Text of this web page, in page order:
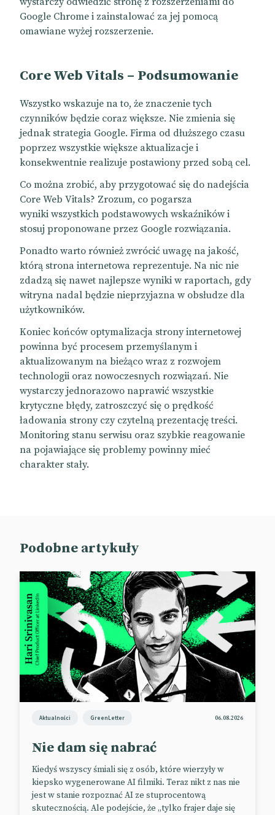
Google Chrome i zainstalować za jej pomocą
omawiane wyżej rozszerzenie.
Core Web Vitals – Podsumowanie
Wszystko wskazuje na to, że znaczenie tych
czynników będzie coraz większe. Nie zmienia się
jednak strategia Google. Firma od dłuższego czasu
poprzez wszystkie większe aktualizacje i
konsekwentnie realizuje postawiony przed sobą cel.
Co można zrobić, aby przygotować się do nadejścia
Core Web Vitals? Zrozum, co pogarsza
wyniki wszystkich podstawowych wskaźników i
stosuj proponowane przez Google rozwiązania.
Ponadto warto również zwrócić uwagę na jakość,
którą strona internetowa reprezentuje. Na nic nie
zdadzą się nawet najlepsze wyniki w raportach, gdy
witryna nadal będzie nieprzyjazna w obsłudze dla
użytkowników.
Koniec końców optymalizacja strony internetowej
powinna być procesem przemyślanym i
aktualizowanym na bieżąco wraz z rozwojem
technologii oraz nowoczesnych rozwiązań. Nie
wystarczy jednorazowo naprawić wszystkie
krytyczne błędy, zatroszczyć się o prędkość
ładowania strony czy czytelną prezentację treści.
Monitoring stanu serwisu oraz szybkie reagowanie
na pojawiające się problemy powinny mieć
charakter stały.
Podobne artykuły
Aktualności GreenLetter 06.08.2026
Nie dam się nabrać
Kiedyś wszyscy śmiali się z osób, które wierzyły w
kiepsko wygenerowane AI filmiki. Teraz nikt z nas nie
jest w stanie rozpoznać AI ze stuprocentową
skutecznością. Ale podejście, że „tylko frajer daje się